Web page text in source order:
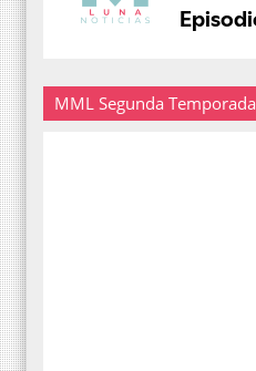
MML Segunda Temporada